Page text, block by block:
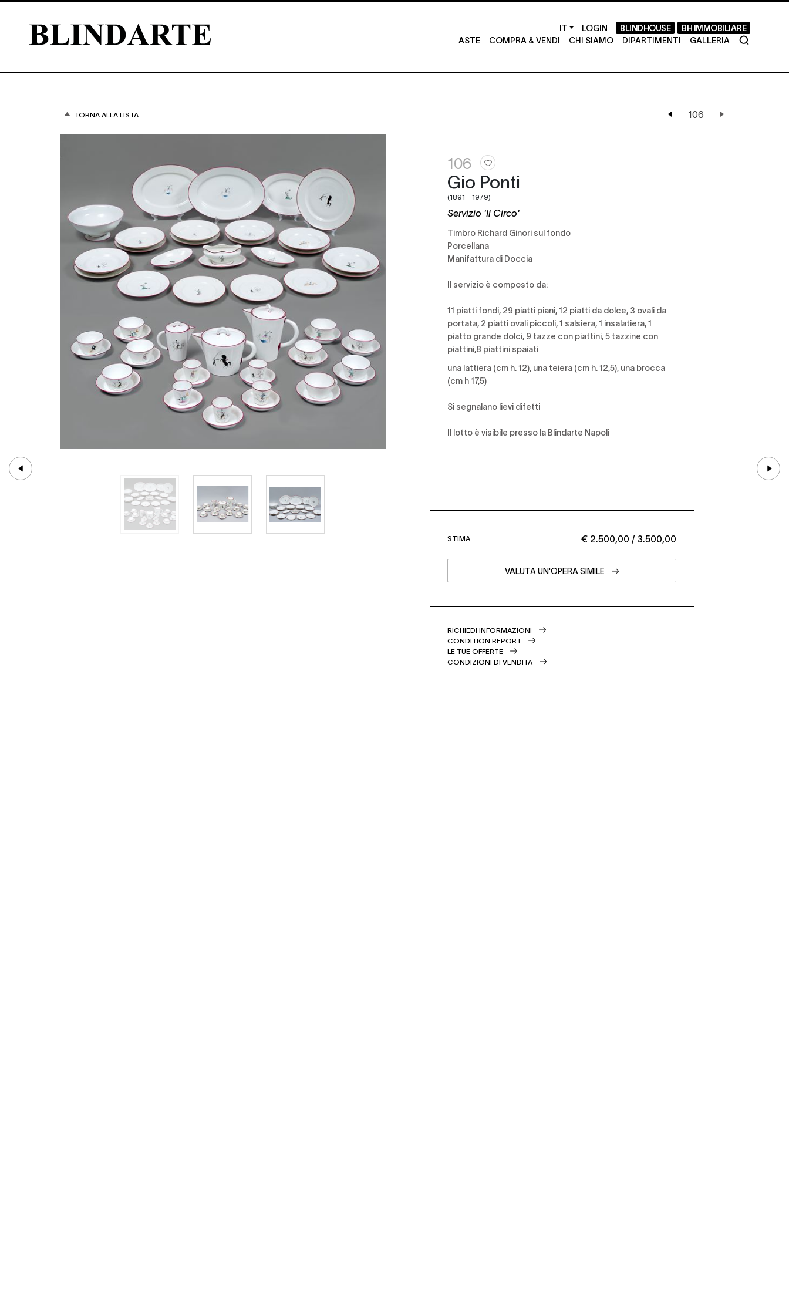
LOGIN BLINDHOUSE
BH IMMOBILIARE
ASTE
COMPRA & VENDI CHI SIAMO DIPARTIMENTI GALLERIA
TORNA ALLA LISTA
106
Gio Ponti
(1891 - 1979)
Servizio 'Il Circo'
Timbro Richard Ginori sul fondo
Porcellana
Manifattura di Doccia
Il servizio è composto da:
11 piatti fondi, 29 piatti piani,12 piatti da dolce, 3 ovali da
portata, 2 piatti ovali piccoli,1 salsiera,1 insalatiera,1
piatto grande dolci, 9 tazze con piattini,5 tazzine con
piattini,8 piattini spaiati
una lattiera (cm h. 12), una teiera (cm h. 12,5), una brocca
(cm h 17,5)
Si segnalano lievi difetti
Il lotto è visibile presso la Blindarte Napoli
€ 2.500,00 / 3.500,00
STIMA
VALUTA UN'OPERA SIMILE
RICHIEDI INFORMAZIONI
CONDITION REPORT
LE TUE OFFERTE
CONDIZIONI DI VENDITA